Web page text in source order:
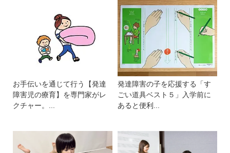
お手伝いを通じて行う【発達
障害児の療育】を専門家がレ
クチャー。...
発達障害の子を応援する「す
ごい道具ベスト５」入学前に
あると便利...